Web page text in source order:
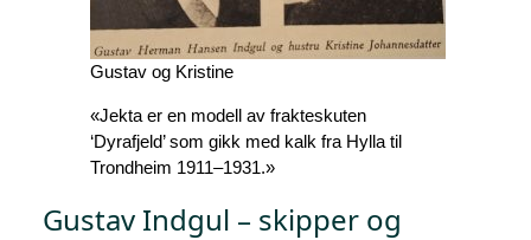
Gustav og Kristine
«Jekta er en modell av frakteskuten
‘Dyrafjeld’ som gikk med kalk fra Hylla til
Trondheim 1911–1931.»
Gustav Indgul – skipper og